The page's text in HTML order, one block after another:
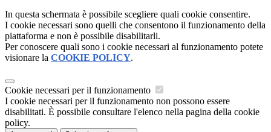
In questa schermata è possibile scegliere quali cookie consentire.
I cookie necessari sono quelli che consentono il funzionamento della
piattaforma e non è possibile disabilitarli.
Per conoscere quali sono i cookie necessari al funzionamento potete
visionare la COOKIE POLICY.
Cookie necessari per il funzionamento
I cookie necessari per il funzionamento non possono essere
disabilitati. È possibile consultare l'elenco nella pagina della cookie
policy.